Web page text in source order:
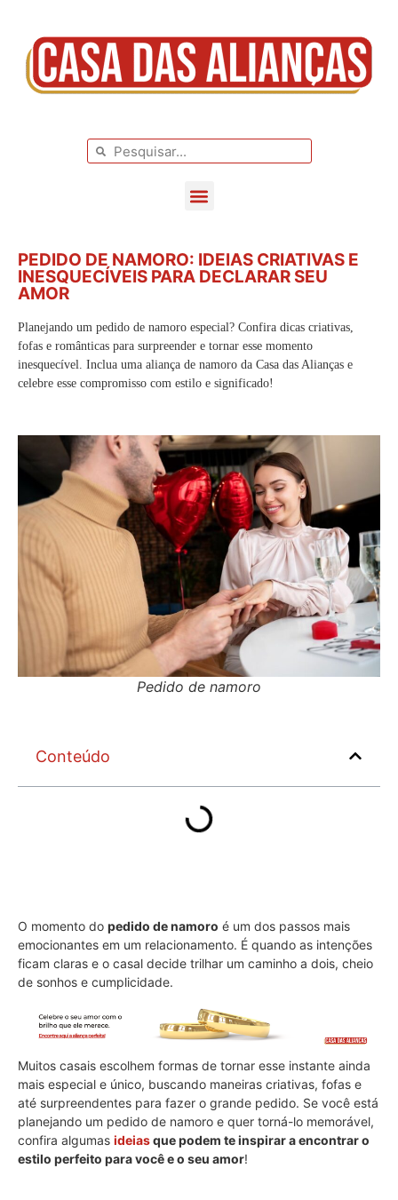
PEDIDO DE NAMORO: IDEIAS CRIATIVAS E
INESQUECÍVEIS PARA DECLARAR SEU
AMOR
Planejando um pedido de namoro especial? Confira dicas criativas,
fofas e românticas para surpreender e tornar esse momento
inesquecível. Inclua uma aliança de namoro da Casa das Alianças e
celebre esse compromisso com estilo e significado!
Pedido de namoro
Conteúdo
O momento do pedido de namoro é um dos passos mais
emocionantes em um relacionamento. É quando as intenções
ficam claras e o casal decide trilhar um caminho a dois, cheio
de sonhos e cumplicidade.
Muitos casais escolhem formas de tornar esse instante ainda
mais especial e único, buscando maneiras criativas, fofas e
até surpreendentes para fazer o grande pedido. Se você está
planejando um pedido de namoro e quer torná-lo memorável,
confira algumas ideiasque podem te inspirar a encontrar o
estilo perfeito para você e o seu amor!